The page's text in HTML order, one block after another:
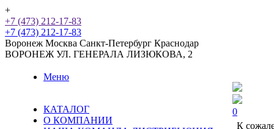
+
+7 (473) 212-17-83
+7 (473) 212-17-83
Воронеж Москва Санкт-Петербург Краснодар
ВОРОНЕЖ УЛ. ГЕНЕРАЛА ЛИЗЮКОВА, 2
Меню
КАТАЛОГ
О КОМПАНИИ
0
К